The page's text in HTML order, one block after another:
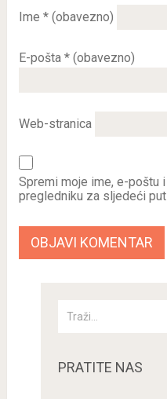
Ime * (obavezno)
E-pošta * (obavezno)
Web-stranica
Spremi moje ime, e-poštu
pregledniku za sljedeći
PRATITE NAS